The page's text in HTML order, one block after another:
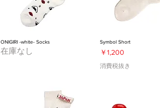
ONIGIRI -white- Socks
在庫なし
Symbol Short
価格
￥1,200
消費税抜き